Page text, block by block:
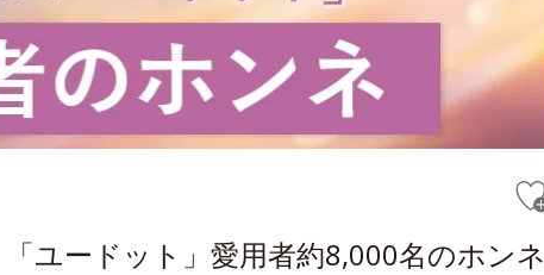
「ユードット」愛用者約8,000名のホンネ